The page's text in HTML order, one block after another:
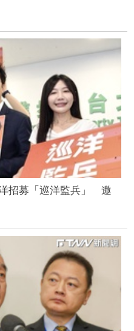
招募「巡洋監兵」 邀